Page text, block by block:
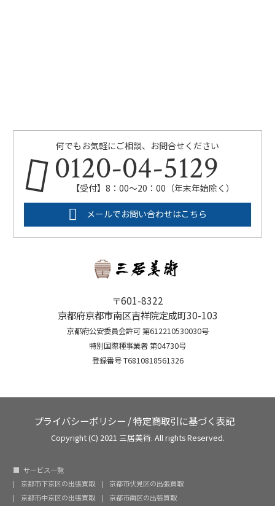
何でもお気軽にご相談、お問合せください
0120-04-5129
【受付】8：00～20：00（年末年始除く）
メールでお問い合わせはこちら
〒601-8322
京都府京都市南区吉祥院定成町30-103
京都府公安委員会許可 第612210530030号
特別国際種事業者 第04730号
登録番号 T6810818561326
プライバシーポリシー /特定商取引に基づく表記
Copyright (C) 2021 三居美術. All rights Reserved.
サービス一覧
京都市下京区の出張買取
京都市伏見区の出張買取
京都市中京区の出張買取
京都市南区の出張買取